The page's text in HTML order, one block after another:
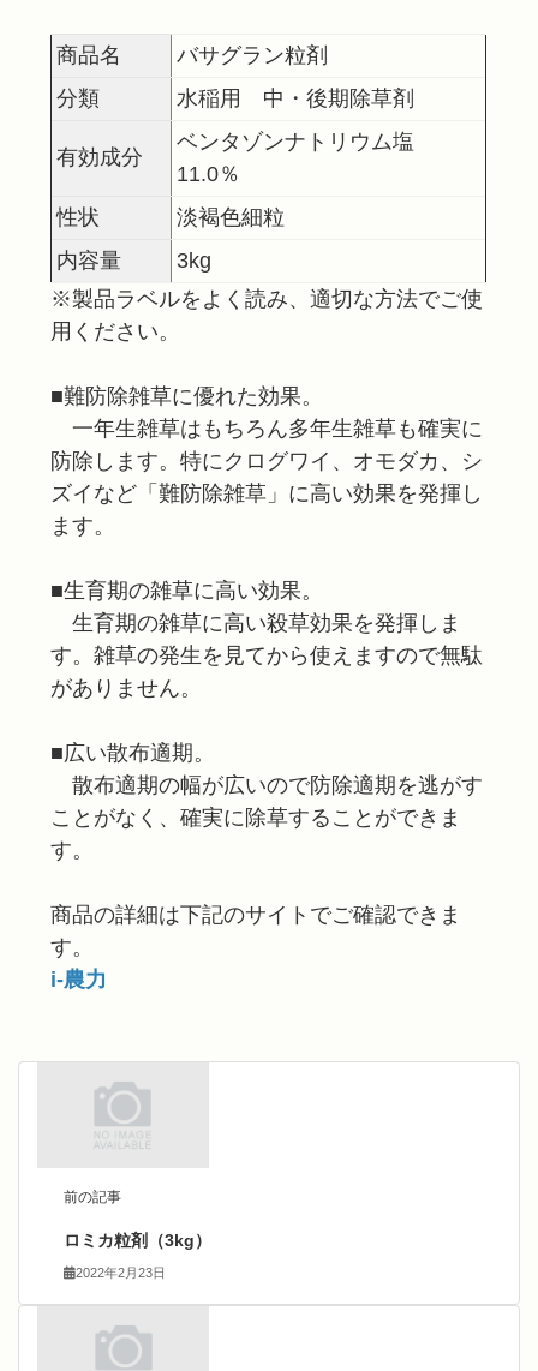
商品名
バサグラン粒剤
分類
水稲用 中・後期除草剤
有効成分
ベンタゾンナトリウム塩
11.0％
性状
淡褐色細粒
内容量
3kg
※製品ラベルをよく読み、適切な方法でご使
用ください。
■難防除雑草に優れた効果。
一年生雑草はもちろん多年生雑草も確実に
防除します。特にクログワイ、オモダカ、シ
ズイなど「難防除雑草」に高い効果を発揮し
ます。
■生育期の雑草に高い効果。
生育期の雑草に高い殺草効果を発揮しま
す。雑草の発生を見てから使えますので無駄
がありません。
■広い散布適期。
散布適期の幅が広いので防除適期を逃がす
ことがなく、確実に除草することができま
す。
商品の詳細は下記のサイトでご確認できま
す。
i-農力
前の記事
ロミカ粒剤（3kg）
2022年2月23日